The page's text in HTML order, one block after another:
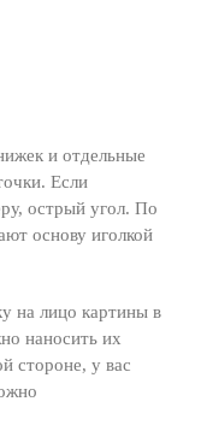
и отдельные
Если
острый угол. По
основу иголкой
на лицо картины в
наносить их
стороне, у вас